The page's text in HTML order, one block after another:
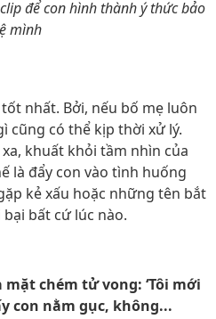
để con hình thành ý thức bảo
mình
tốt nhất. Bởi, nếu bố mẹ luôn
cũng có thể kịp thời xử lý.
khuất khỏi tầm nhìn của
là đẩy con vào tình huống
kẻ xấu hoặc những tên bắt
bất cứ lúc nào.
chém tử vong: ‘Tôi mới
con nằm gục, không...